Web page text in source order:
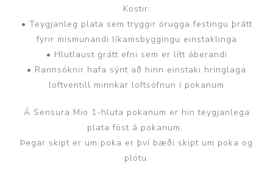
Kostir:
• Teygjanleg plata sem tryggir örugga festingu þrátt
fyrir mismunandi líkamsbyggingu einstaklinga
• Hlutlaust grátt efni sem er lítt áberandi
• Rannsóknir hafa sýnt að hinn einstaki hringlaga
loftventill minnkar loftsöfnun í pokanum
Á Sensura Mio 1-hluta pokanum er hin teygjanlega
plata föst á pokanum.
Þegar skipt er um poka er því bæði skipt um poka og
plötu.